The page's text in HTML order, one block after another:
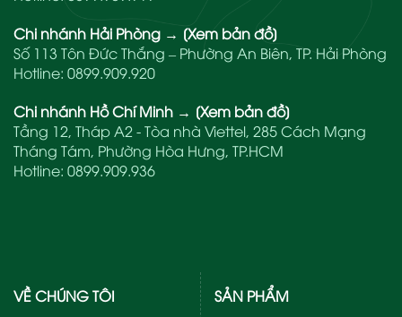
Chi nhánh Hải Phòng → [Xem bản đồ]
Số 113 Tôn Đức Thắng – Phường An Biên, TP. Hải Phòng
Hotline: 0899.909.920
Chi nhánh Hồ Chí Minh → [Xem bản đồ]
Tầng 12, Tháp A2 - Tòa nhà Viettel, 285 Cách Mạng
Tháng Tám, Phường Hòa Hưng, TP.HCM
Hotline: 0899.909.936
VỀ CHÚNG TÔI
SẢN PHẨM